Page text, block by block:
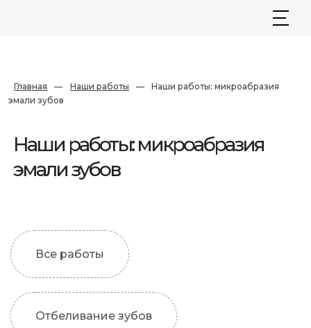
Главная — Наши работы —
Наши работы: микроабразия
эмали зубов
Наши работы: микроабразия
эмали зубов
Все работы
Отбеливание зубов